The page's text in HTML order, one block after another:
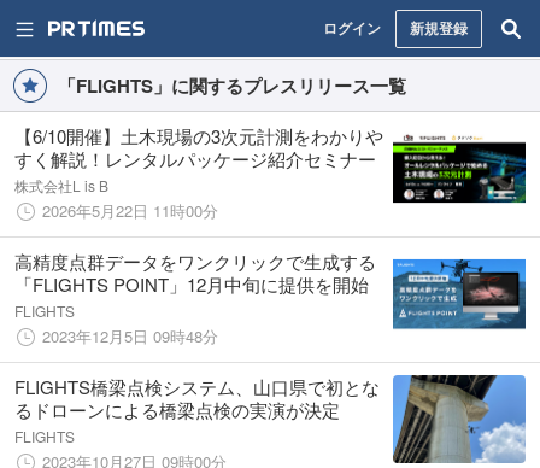
ログイン 新規登録
「FLIGHTS」に関するプレスリリース一覧
【6/10開催】土木現場の3次元計測をわかりや
すく解説！レンタルパッケージ紹介セミナー
株式会社L is B
2026年5月22日 11時00分
高精度点群データをワンクリックで生成する
「FLIGHTS POINT」12月中旬に提供を開始
FLIGHTS
2023年12月5日 09時48分
FLIGHTS橋梁点検システム、山口県で初とな
るドローンによる橋梁点検の実演が決定
FLIGHTS
2023年10月27日 09時00分